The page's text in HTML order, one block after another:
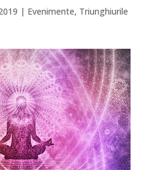
| Evenimente, Triunghiurile